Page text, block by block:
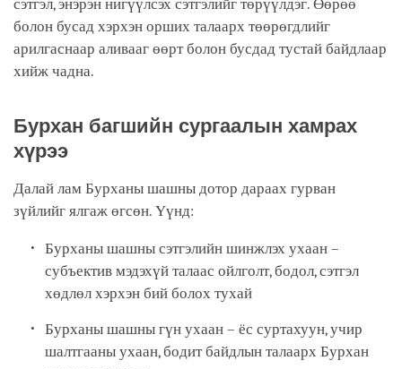
сэтгэл, энэрэн нигүүлсэх сэтгэлийг төрүүлдэг. Өөрөө
болон бусад хэрхэн орших талаарх төөрөгдлийг
арилгаснаар аливааг өөрт болон бусдад тустай байдлаар
хийж чадна.
Бурхан багшийн сургаалын хамрах
хүрээ
Далай лам Бурханы шашны дотор дараах гурван
зүйлийг ялгаж өгсөн. Үүнд:
Бурханы шашны сэтгэлийн шинжлэх ухаан –
субъектив мэдэхүй талаас ойлголт, бодол, сэтгэл
хөдлөл хэрхэн бий болох тухай
Бурханы шашны гүн ухаан – ёс суртахуун, учир
шалтгааны ухаан, бодит байдлын талаарх Бурхан